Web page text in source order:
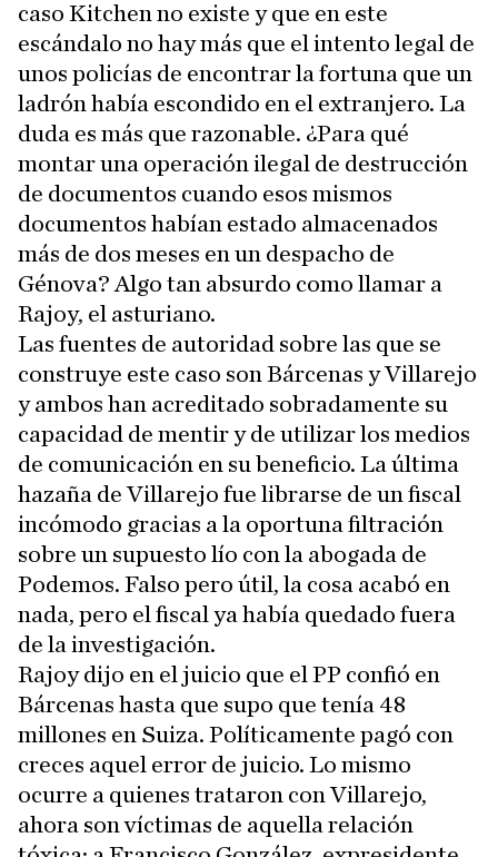
caso Kitchen no existe y que en este
escándalo no hay más que el intento legal de
unos policías de encontrar la fortuna que un
ladrón había escondido en el extranjero. La
duda es más que razonable. ¿Para qué
montar una operación ilegal de destrucción
de documentos cuando esos mismos
documentos habían estado almacenados
más de dos meses en un despacho de
Génova? Algo tan absurdo como llamar a
Rajoy, el asturiano.
Las fuentes de autoridad sobre las que se
construye este caso son Bárcenas y Villarejo
y ambos han acreditado sobradamente su
capacidad de mentir y de utilizar los medios
de comunicación en su beneficio. La última
hazaña de Villarejo fue librarse de un fiscal
incómodo gracias a la oportuna filtración
sobre un supuesto lío con la abogada de
Podemos. Falso pero útil, la cosa acabó en
nada, pero el fiscal ya había quedado fuera
de la investigación.
Rajoy dijo en el juicio que el PP confió en
Bárcenas hasta que supo que tenía 48
millones en Suiza. Políticamente pagó con
creces aquel error de juicio. Lo mismo
ocurre a quienes trataron con Villarejo,
ahora son víctimas de aquella relación